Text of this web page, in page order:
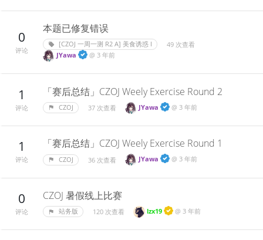
0
评论
本题已修复错误
[CZOJ 一周一测 R2 A] 美食诱惑 I
49 次查看
JYawa
@3 年前
1
评论
「赛后总结」CZOJ Weely Exercise Round 2
CZOJ 37 次查看 JYawa @ 3 年前
1
评论
「赛后总结」CZOJ Weely Exercise Round 1
CZOJ 36 次查看 JYawa @ 3 年前
0
评论
CZOJ 暑假线上比赛
站务版 120 次查看 lzx19 @ 3 年前